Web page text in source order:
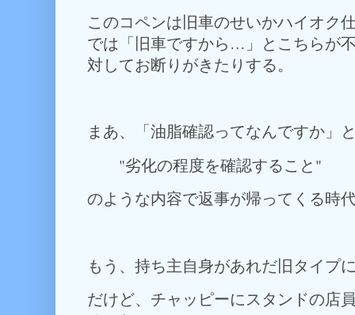
このコペンは旧車のせいかハイオク
では「旧車ですから…」とこちらが
対してお断りがきたりする。
まあ、「油脂確認ってなんですか」
"劣化の程度を確認すること"
のような内容で返事が帰ってくる時
もう、持ち主自身があれだ旧タイプ
だけど、チャッピーにスタンドの店